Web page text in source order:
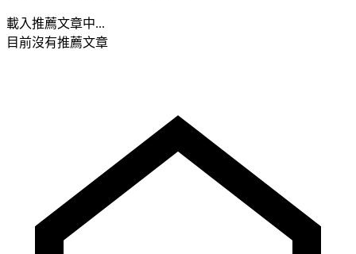
載入推薦文章中...
目前沒有推薦文章